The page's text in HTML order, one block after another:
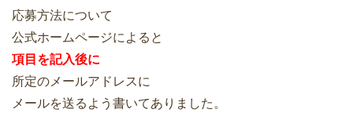
応募方法について
公式ホームページによると
項目を記入後に
所定のメールアドレスに
メールを送るよう書いてありました。